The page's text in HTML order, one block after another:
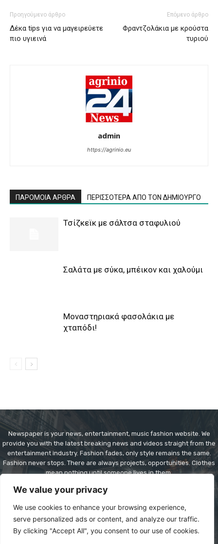
We value your privacy
We use cookies to enhance your browsing experience,
serve personalized ads or content, and analyze our traffic.
By clicking "Accept All", you consent to our use of cookies.
Προηγούμενο άρθρο
Δέκα tips για να μαγειρεύετε
πιο υγιεινά
Επόμενο άρθρο
Φραντζολάκια με κρούστα
τυριού
admin
https://agrinio.eu
ΠΑΡΟΜΟΙΑ ΑΡΘΡΑ ΠΕΡΙΣΣΟΤΕΡΑ ΑΠΟ ΤΟΝ ΔΗΜΙΟΥΡΓΟ
Τσίζκεϊκ με σάλτσα σταφυλιού
Σαλάτα με σύκα, μπέικον και χαλούμι
Μοναστηριακά φασολάκια με
χταπόδι!
Newspaper is your news, entertainment, music fashion website. We
provide you with the latest breaking news and videos straight from the
entertainment industry. Fashion fades, only style remains the same.
Fashion never stops. There are always projects, opportunities. Clothes
mean nothing until someone lives in them.
Contact us:contact@yoursite.com